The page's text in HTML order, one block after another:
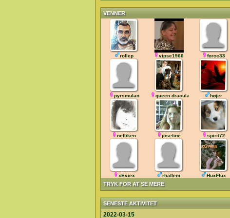
VENNER
TRYK FOR AT SE MERE
rollep vipse1966 force33
pyrsmulan queen dracula højer
nelliken josefine spirit72
xEviex rhatlem HuxFlux
SENESTE AKTIVITET
2022-03-15